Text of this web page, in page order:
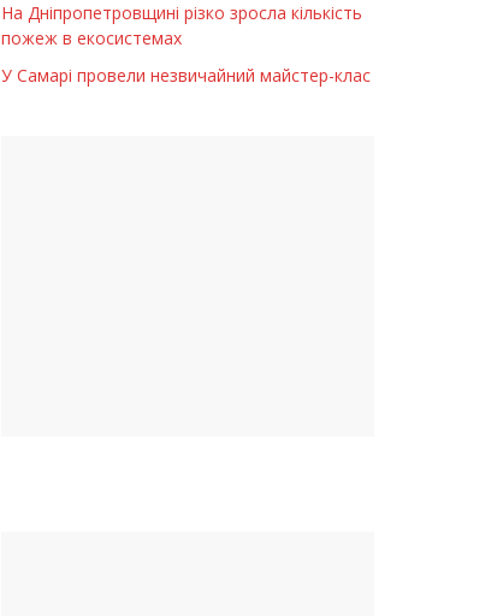
На Дніпропетровщині різко зросла кількість
пожеж в екосистемах
У Самарі провели незвичайний майстер-клас